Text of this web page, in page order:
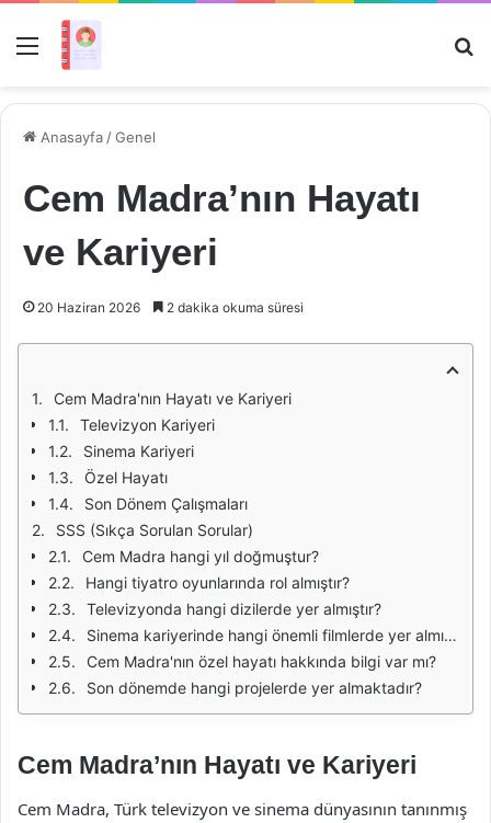
Menü
Anasayfa /Genel
Cem Madra’nın Hayatı
ve Kariyeri
20 Haziran 2026 2 dakika okuma süresi
Cem Madra'nın Hayatı ve Kariyeri
Televizyon Kariyeri
Sinema Kariyeri
Özel Hayatı
Son Dönem Çalışmaları
SSS (Sıkça Sorulan Sorular)
Cem Madra hangi yıl doğmuştur?
Hangi tiyatro oyunlarında rol almıştır?
Televizyonda hangi dizilerde yer almıştır?
Sinema kariyerinde hangi önemli filmlerde yer almıştır?
Cem Madra'nın özel hayatı hakkında bilgi var mı?
Son dönemde hangi projelerde yer almaktadır?
Cem Madra’nın Hayatı ve Kariyeri
Cem Madra, Türk televizyon ve sinema dünyasının tanınmış